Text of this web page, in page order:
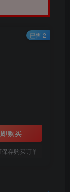
购买
存购买订单
已售 2